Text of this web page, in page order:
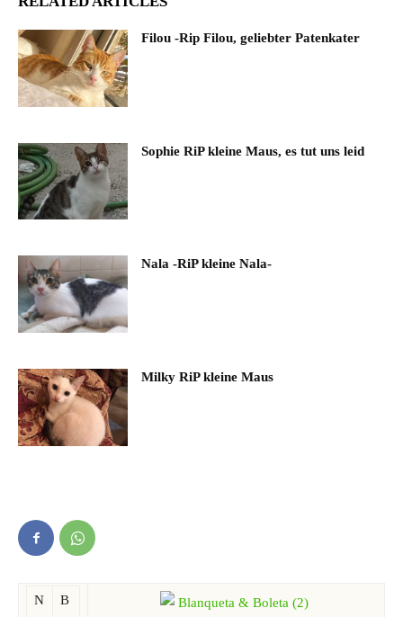
Filou -Rip Filou, geliebter Patenkater
Sophie RiP kleine Maus, es tut uns leid
Nala -RiP kleine Nala-
Milky RiP kleine Maus